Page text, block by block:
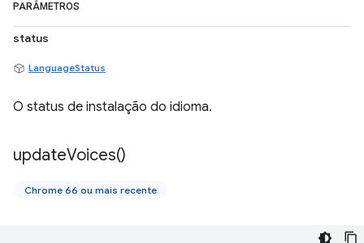
PARÂMETROS
status
LanguageStatus
O status de instalação do idioma.
updateVoices()
Chrome 66 ou mais recente